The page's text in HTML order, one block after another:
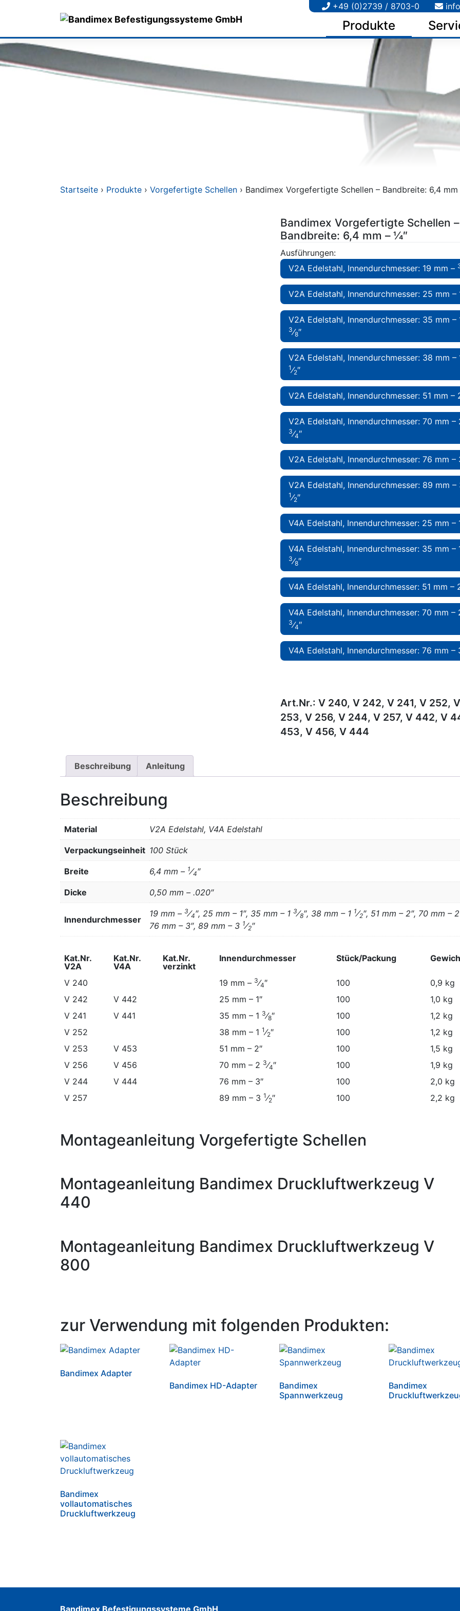
Produkte
+49 (0)2739 / 8703-0
Startseite › Produkte › Vorgefertigte Schellen › Bandimex Vorgefertigte Schellen – Bandbreite: 6,4 mm –
Bandimex Vorgefertigte Schellen –
Bandbreite: 6,4 mm – 1⁄4″
Ausführungen:
V2A Edelstahl, Innendurchmesser: 19 mm –
V2A Edelstahl, Innendurchmesser: 25 mm –
V2A Edelstahl, Innendurchmesser: 35 mm –
3⁄8″
V2A Edelstahl, Innendurchmesser: 38 mm –
1⁄2″
V2A Edelstahl, Innendurchmesser: 51 mm –
V2A Edelstahl, Innendurchmesser: 70 mm –
3⁄4″
V2A Edelstahl, Innendurchmesser: 76 mm –
V2A Edelstahl, Innendurchmesser: 89 mm –
1⁄2″
V4A Edelstahl, Innendurchmesser: 25 mm –
V4A Edelstahl, Innendurchmesser: 35 mm –
3⁄8″
V4A Edelstahl, Innendurchmesser: 51 mm –
V4A Edelstahl, Innendurchmesser: 70 mm –
3⁄4″
V4A Edelstahl, Innendurchmesser: 76 mm –
Art.Nr.: V 240, V 242, V 241, V 252, V
253, V 256, V 244, V 257, V 442, V
453, V 456, V 444
Beschreibung Anleitung
Beschreibung
Material V2A Edelstahl, V4A Edelstahl
Verpackungseinheit 100 Stück
Breite 6,4 mm – 1⁄4″
Dicke 0,50 mm – .020″
Innendurchmesser
19 mm – 3⁄4″, 25 mm – 1″, 35 mm – 1 3⁄8″, 38 mm – 1 1⁄2″, 51 mm – 2″, 70 mm –
76 mm – 3″, 89 mm – 3 1⁄2″
Kat.Nr.
V2A
Kat.Nr.
V4A
Kat.Nr.
verzinkt
Innendurchmesser Stück/Packung
V 240 19 mm – 3⁄4″ 100
0,9 kg
V 242
V 442 25 mm – 1″ 100
1,0 kg
V 241
V 441 35 mm – 1 3⁄8″ 100
1,2 kg
V 252
38 mm – 1 1⁄2″ 100
1,2 kg
V 253
V 453 51 mm – 2″ 100
1,5 kg
V 256
V 456 70 mm – 2 3⁄4″ 100
1,9 kg
V 244
V 444 76 mm – 3″ 100
2,0 kg
V 257
89 mm – 3 1⁄2″ 100 2,2 kg
Montageanleitung Vorgefertigte Schellen
Montageanleitung Bandimex Druckluftwerkzeug V
440
Montageanleitung Bandimex Druckluftwerkzeug V
800
zur Verwendung mit folgenden Produkten:
Bandimex Adapter
Bandimex HD-Adapter
Bandimex
Spannwerkzeug
Bandimex
Bandimex
vollautomatisches
Druckluftwerkzeug
Bandimex Befestigungssysteme GmbH